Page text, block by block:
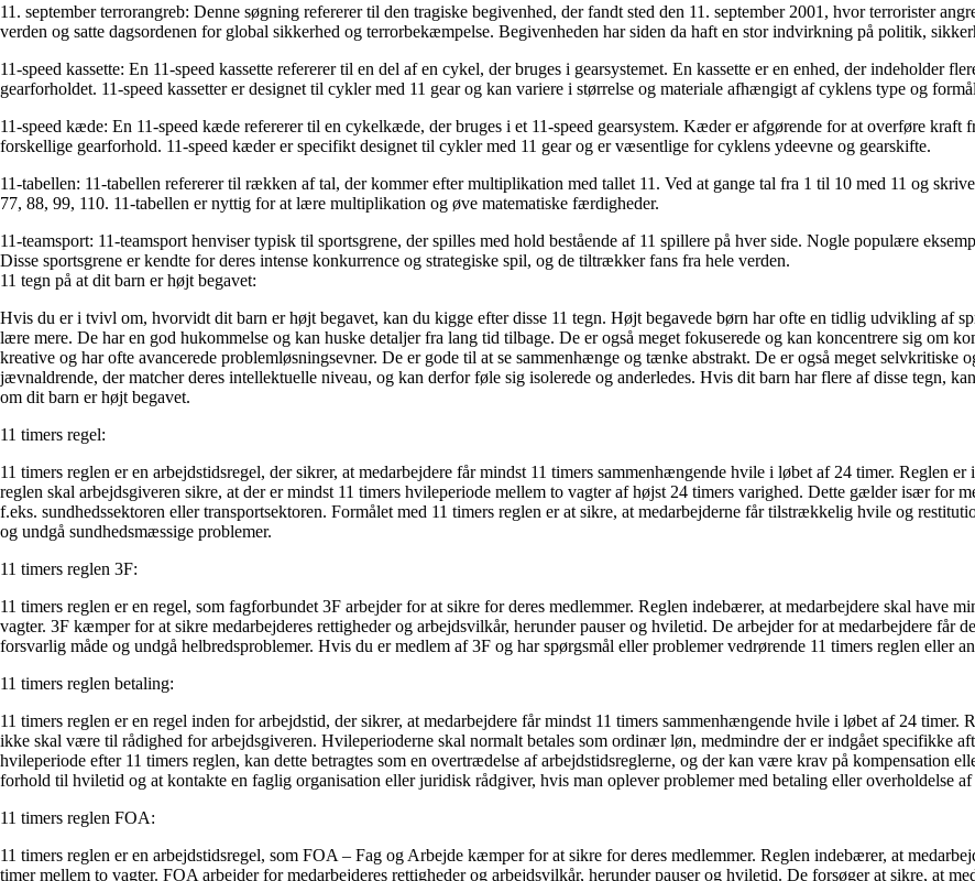
11. september terrorangreb: Denne søgning refererer til den tragiske begivenhed, der fandt sted den 11. september 2001, hvor terrorister
verden og satte dagsordenen for global sikkerhed og terrorbekæmpelse. Begivenheden har siden da haft en stor indvirkning på politik,
11-speed kassette: En 11-speed kassette refererer til en del af en cykel, der bruges i gearsystemet. En kassette er en enhed, der indeholder
gearforholdet. 11-speed kassetter er designet til cykler med 11 gear og kan variere i størrelse og materiale afhængigt af cyklens type og
11-speed kæde: En 11-speed kæde refererer til en cykelkæde, der bruges i et 11-speed gearsystem. Kæder er afgørende for at overføre
forskellige gearforhold. 11-speed kæder er specifikt designet til cykler med 11 gear og er væsentlige for cyklens ydeevne og gearskifte.
11-tabellen: 11-tabellen refererer til rækken af tal, der kommer efter multiplikation med tallet 11. Ved at gange tal fra 1 til 10 med 11 og
77, 88, 99, 110. 11-tabellen er nyttig for at lære multiplikation og øve matematiske færdigheder.
11-teamsport: 11-teamsport henviser typisk til sportsgrene, der spilles med hold bestående af 11 spillere på hver side. Nogle populære
Disse sportsgrene er kendte for deres intense konkurrence og strategiske spil, og de tiltrækker fans fra hele verden.
11 tegn på at dit barn er højt begavet:
Hvis du er i tvivl om, hvorvidt dit barn er højt begavet, kan du kigge efter disse 11 tegn. Højt begavede børn har ofte en tidlig udvikling af
lære mere. De har en god hukommelse og kan huske detaljer fra lang tid tilbage. De er også meget fokuserede og kan koncentrere sig om
kreative og har ofte avancerede problemløsningsevner. De er gode til at se sammenhænge og tænke abstrakt. De er også meget
jævnaldrende, der matcher deres intellektuelle niveau, og kan derfor føle sig isolerede og anderledes. Hvis dit barn har flere af disse tegn,
om dit barn er højt begavet.
11 timers regel:
11 timers reglen er en arbejdstidsregel, der sikrer, at medarbejdere får mindst 11 timers sammenhængende hvile i løbet af 24 timer. Reglen
reglen skal arbejdsgiveren sikre, at der er mindst 11 timers hvileperiode mellem to vagter af højst 24 timers varighed. Dette gælder især for
f.eks. sundhedssektoren eller transportsektoren. Formålet med 11 timers reglen er at sikre, at medarbejderne får tilstrækkelig hvile og
og undgå sundhedsmæssige problemer.
11 timers reglen 3F:
11 timers reglen er en regel, som fagforbundet 3F arbejder for at sikre for deres medlemmer. Reglen indebærer, at medarbejdere skal have
vagter. 3F kæmper for at sikre medarbejderes rettigheder og arbejdsvilkår, herunder pauser og hviletid. De arbejder for at medarbejdere får
forsvarlig måde og undgå helbredsproblemer. Hvis du er medlem af 3F og har spørgsmål eller problemer vedrørende 11 timers reglen eller
11 timers reglen betaling:
11 timers reglen er en regel inden for arbejdstid, der sikrer, at medarbejdere får mindst 11 timers sammenhængende hvile i løbet af 24
ikke skal være til rådighed for arbejdsgiveren. Hvileperioderne skal normalt betales som ordinær løn, medmindre der er indgået specifikke
hvileperiode efter 11 timers reglen, kan dette betragtes som en overtrædelse af arbejdstidsreglerne, og der kan være krav på kompensation
forhold til hviletid og at kontakte en faglig organisation eller juridisk rådgiver, hvis man oplever problemer med betaling eller overholdelse af
11 timers reglen FOA:
11 timers reglen er en arbejdstidsregel, som FOA – Fag og Arbejde kæmper for at sikre for deres medlemmer. Reglen indebærer, at
timer mellem to vagter. FOA arbejder for medarbejderes rettigheder og arbejdsvilkår, herunder pauser og hviletid. De forsøger at sikre, at